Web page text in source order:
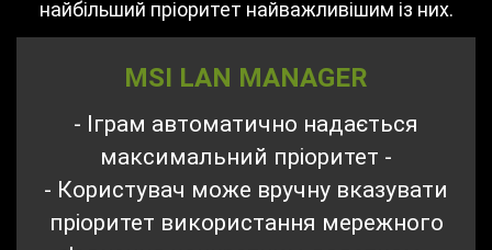
найбільший пріоритет найважливішим із них.
MSI LAN MANAGER
- Іграм автоматично надається
максимальний пріоритет -
- Користувач може вручну вказувати
пріоритет використання мережного